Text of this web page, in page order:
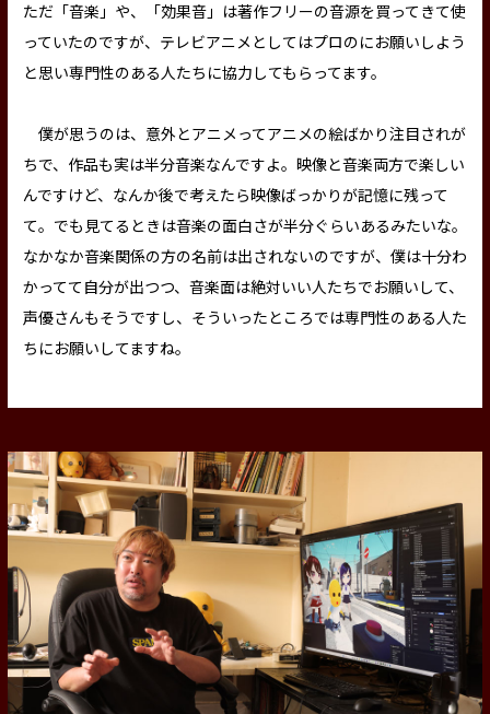
ただ「音楽」や、「効果音」は著作フリーの音源を買ってきて使
っていたのですが、テレビアニメとしてはプロのにお願いしよう
と思い専門性のある人たちに協力してもらってます。
僕が思うのは、意外とアニメってアニメの絵ばかり注目されが
ちで、作品も実は半分音楽なんですよ。映像と音楽両方で楽しい
んですけど、なんか後で考えたら映像ばっかりが記憶に残って
て。でも見てるときは音楽の面白さが半分ぐらいあるみたいな。
なかなか音楽関係の方の名前は出されないのですが、僕は十分わ
かってて自分が出つつ、音楽面は絶対いい人たちでお願いして、
声優さんもそうですし、そういったところでは専門性のある人た
ちにお願いしてますね。